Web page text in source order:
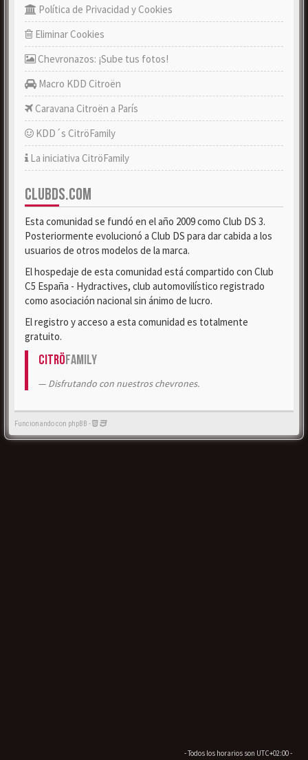
Política de Privacidad y Cookies
Eliminar Cookies
Chevronazos: ¡Sube tus fotos!
Macro KDD Citroën
Caravana Citroën a París
KDD´s CitröFamily
La iniciativa CitröFamily
CLUBDS.COM
Esta comunidad se fundó en el año 2009 como Club DS 3.
Posteriormente evolucionó a Club DS para dar cabida a los
usuarios de otros modelos de la marca.
El hospedaje de esta comunidad está compartido con Club
C5 España - Hydractives, club automovilístico registrado
como asociación nacional sin ánimo de lucro.
El registro y acceso a esta comunidad es totalmente
gratuito.
CitröFamily
Disfrutando con nuestros chevrones.
Funcionando con phpBB -
- Todos los horarios son UTC+02:00-